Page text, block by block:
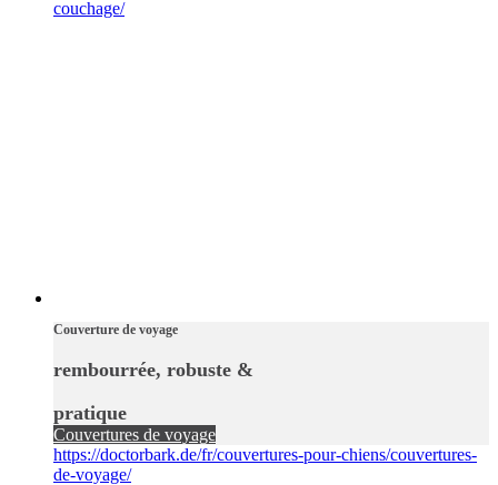
couchage/
Couverture de voyage
rembourrée, robuste &
pratique
Couvertures de voyage
https://doctorbark.de/fr/couvertures-pour-chiens/couvertures-
de-voyage/